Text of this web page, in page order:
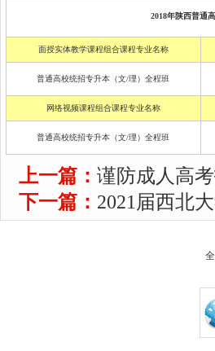
2018年陕西普通
面授实体教学课程组合课程专业名称
普通高校统招专升本（文/理）全程班
网络视频课程组合课程专业名称
普通高校统招专升本（文/理）全程班
上一篇： 谨防成人高
下一篇： 2021届西北